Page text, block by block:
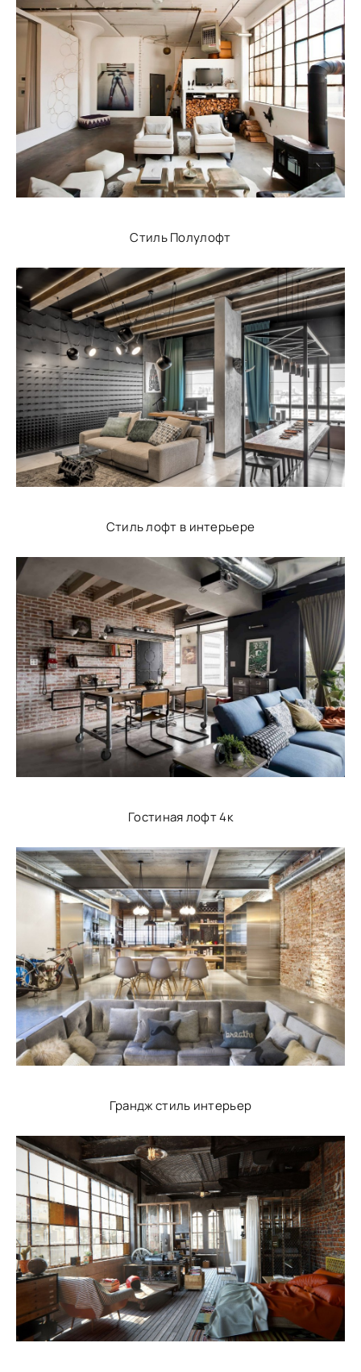
Стиль Полулофт
Стиль лофт в интерьере
Гостиная лофт 4к
Грандж стиль интерьер